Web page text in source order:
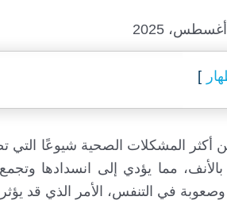
من أكثر المشكلات الصحية شيوعًا
بالأنف، مما يؤدي إلى انسدادها
وصعوبة في التنفس، الأمر الذي قد